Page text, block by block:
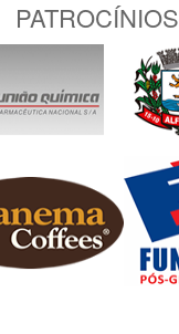
PATROCÍNIOS